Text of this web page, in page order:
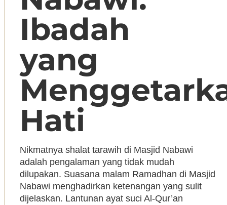
Ibadah
yang
Hati
Nikmatnya shalat tarawih di Masjid Nabawi
adalah pengalaman yang tidak mudah
dilupakan. Suasana malam Ramadhan di Masjid
Nabawi menghadirkan ketenangan yang sulit
dijelaskan. Lantunan ayat suci Al-Qur’an